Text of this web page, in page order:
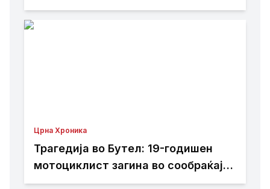
Петров
Црна Хроника
Трагедија во Бутел: 19-годишен
мотоциклист загина во сообраќајна
несреќа